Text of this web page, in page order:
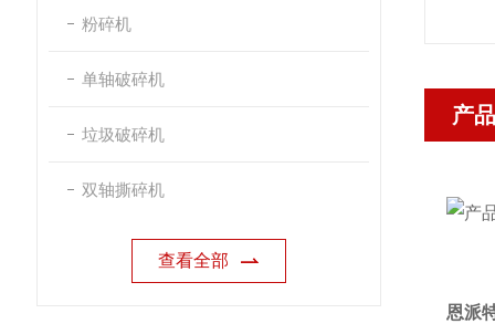
粉碎机
单轴破碎机
垃圾破碎机
双轴撕碎机
查看全部
产
恩派